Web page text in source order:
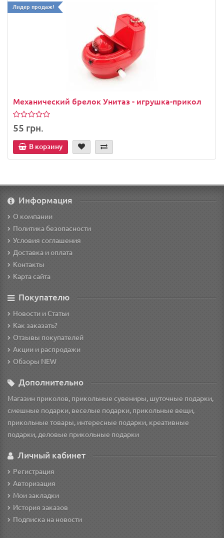
Лидер продаж!
Механический брелок Унитаз - игрушка-прикол
55 грн.
В корзину
Информация
О компании
Политика безопасности
Условия соглашения
Доставка и оплата
Контакты
Карта сайта
Покупателю
Новости и Статьи
Как заказать?
Отзывы покупателей
Акции и распродажи
Обзоры NEW
Дополнительно
Магазин приколов, прикольные сувениры, шуточные подарки,
смешные подарки, веселые подарки, прикольные вещи,
прикольные товары, интересные подарки, креативные
подарки, деловые прикольные подарки
Личный кабинет
Регистрация
Авторизация
Мои закладки
История заказов
Подписка на новости